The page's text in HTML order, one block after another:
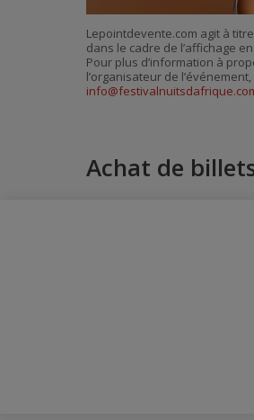
Lepointdevente.com agit à
dans le cadre de l’affichage
Pour plus d’information à
l’organisateur de l’événement,
Achat de